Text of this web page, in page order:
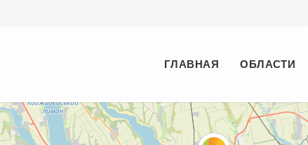
МенюГЛАВНАЯ ОБЛАСТИ